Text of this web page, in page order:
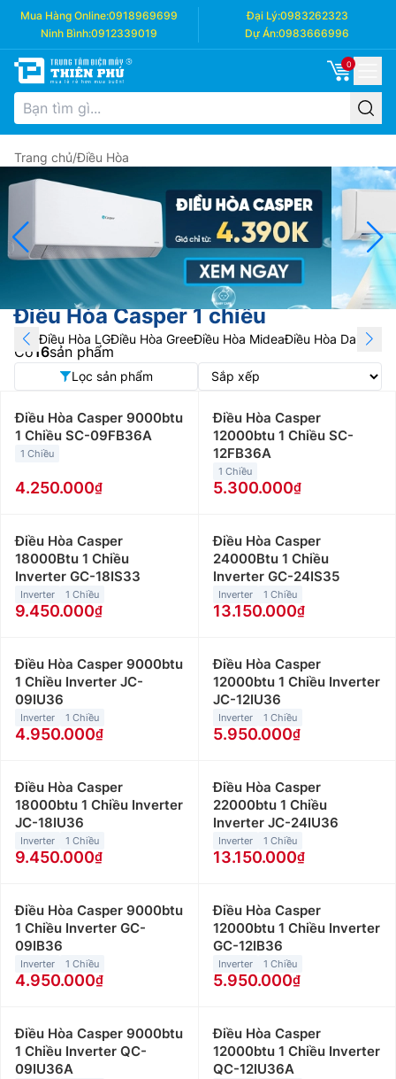
Mua Hàng Online:0918969699 Đại Lý:0983262323
Ninh Bình:0912339019 Dự Án:0983666996
0
Trang chủ/Điều Hòa
Điều Hòa Casper 1 chiều
Điều Hòa LGĐiều Hòa GreeĐiều Hòa MideaĐiều Hòa Daikin
Có 16sản phẩm
Lọc sản phẩm
Điều Hòa Casper 9000btu
1 Chiều SC-09FB36A
1 Chiều
4.250.000
Điều Hòa Casper
12000btu 1 Chiều SC-
12FB36A
1 Chiều
5.300.000
Điều Hòa Casper
18000Btu 1 Chiều
Inverter GC-18IS33
Inverter 1 Chiều
9.450.000
Điều Hòa Casper
24000Btu 1 Chiều
Inverter GC-24IS35
Inverter 1 Chiều
13.150.000
Điều Hòa Casper 9000btu
1 Chiều Inverter JC-
09IU36
Inverter 1 Chiều
4.950.000
Điều Hòa Casper
12000btu 1 Chiều Inverter
JC-12IU36
Inverter 1 Chiều
5.950.000
Điều Hòa Casper
18000btu 1 Chiều Inverter
JC-18IU36
Inverter 1 Chiều
9.450.000
Điều Hòa Casper
22000btu 1 Chiều
Inverter JC-24IU36
Inverter 1 Chiều
13.150.000
Điều Hòa Casper 9000btu
1 Chiều Inverter GC-
09IB36
Inverter 1 Chiều
4.950.000
Điều Hòa Casper
12000btu 1 Chiều Inverter
GC-12IB36
Inverter 1 Chiều
5.950.000
Điều Hòa Casper 9000btu
1 Chiều Inverter QC-
09IU36A
Điều Hòa Casper
12000btu 1 Chiều Inverter
QC-12IU36A